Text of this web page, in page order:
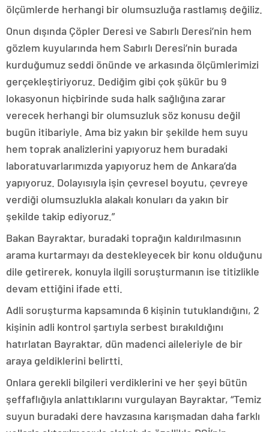
ölçümlerde herhangi bir olumsuzluğa rastlamış değiliz.
Onun dışında Çöpler Deresi ve Sabırlı Deresi’nin hem
gözlem kuyularında hem Sabırlı Deresi’nin burada
kurduğumuz seddi önünde ve arkasında ölçümlerimizi
gerçekleştiriyoruz. Dediğim gibi çok şükür bu 9
lokasyonun hiçbirinde suda halk sağlığına zarar
verecek herhangi bir olumsuzluk söz konusu değil
bugün itibariyle. Ama biz yakın bir şekilde hem suyu
hem toprak analizlerini yapıyoruz hem buradaki
laboratuvarlarımızda yapıyoruz hem de Ankara’da
yapıyoruz. Dolayısıyla işin çevresel boyutu, çevreye
verdiği olumsuzlukla alakalı konuları da yakın bir
şekilde takip ediyoruz.”
Bakan Bayraktar, buradaki toprağın kaldırılmasının
arama kurtarmayı da destekleyecek bir konu olduğunu
dile getirerek, konuyla ilgili soruşturmanın ise titizlikle
devam ettiğini ifade etti.
Adli soruşturma kapsamında 6 kişinin tutuklandığını, 2
kişinin adli kontrol şartıyla serbest bırakıldığını
hatırlatan Bayraktar, dün madenci aileleriyle de bir
araya geldiklerini belirtti.
Onlara gerekli bilgileri verdiklerini ve her şeyi bütün
şeffaflığıyla anlattıklarını vurgulayan Bayraktar, “Temiz
suyun buradaki dere havzasına karışmadan daha farklı